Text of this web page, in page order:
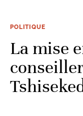
POLITIQUE
La mise